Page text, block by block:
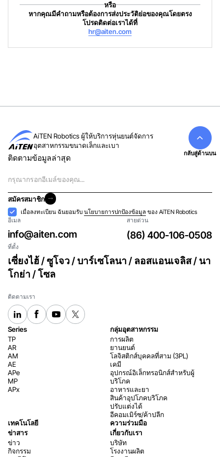
หรือ
หากคุณมีคำถามหรือต้องการส่งประวัติย่อของคุณโดยตรง
โปรดติดต่อเราได้ที่
hr@aiten.com
AiTEN Robotics ผู้ให้บริการหุ่นยนต์จัดการ
อุตสาหกรรมขนาดเล็กและเบา
ติดตามข้อมูลล่าสุด
สมัครสมาชิก
สมัครสมาชิก
การ
ยอมรับ
เมื่อลงทะเบียน ฉันยอมรับนโยบายการปกป้องข้อมูล ของ AiTEN Robotics
อีเมล
info@aiten.com
สายด่วน
(86) 400-106-0508
ที่ตั้ง
เซี่ยงไฮ้ / ซูโจว / บาร์เซโลนา / ลอสแอนเจลิส / นา
โกย่า / โซล
ติดตามเรา
Series
TP
AR
AM
AE
APe
MP
APx
กลุ่มอุตสาหกรรม
การผลิต
ยานยนต์
โลจิสติกส์บุคคลที่สาม (3PL)
เคมี
อุปกรณ์อิเล็กทรอนิกส์สำหรับผู้
บริโภค
อาหารและยา
สินค้าอุปโภคบริโภค
ปรับแต่งได้
อีคอมเมิร์ซ/ค้าปลีก
เทคโนโลยี
ความร่วมมือ
ข่าสาร
ข่าว
กิจกรรม
เกี่ยวกับเรา
บริษัท
โรงงานผลิต
กลับสู่ด้านบน